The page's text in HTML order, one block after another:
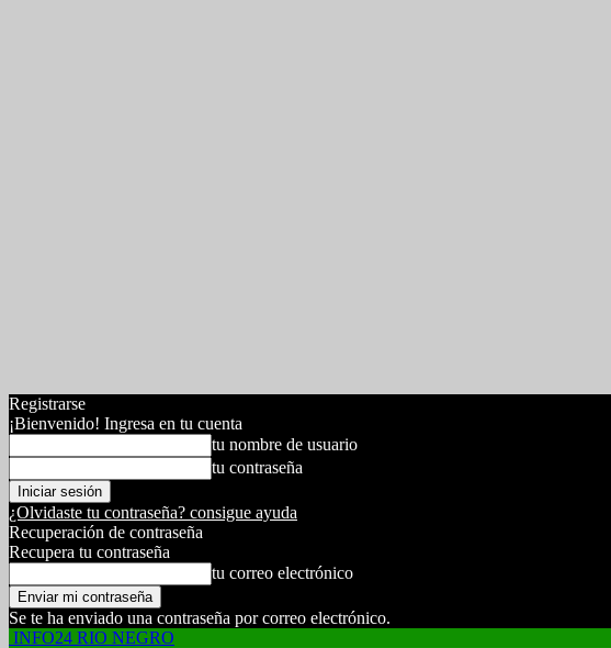
Registrarse
¡Bienvenido! Ingresa en tu cuenta
tu nombre de usuario
tu contraseña
¿Olvidaste tu contraseña? consigue ayuda
Recuperación de contraseña
Recupera tu contraseña
tu correo electrónico
Se te ha enviado una contraseña por correo electrónico.
INFO24 RIO NEGRO